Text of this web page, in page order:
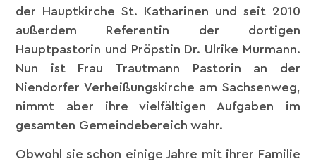
der Hauptkirche St. Katharinen und seit 2010
außerdem Referentin der dortigen
Hauptpastorin und Pröpstin Dr. Ulrike Murmann.
Nun ist Frau Trautmann Pastorin an der
Niendorfer Verheißungskirche am Sachsenweg,
nimmt aber ihre vielfältigen Aufgaben im
gesamten Gemeindebereich wahr.
Obwohl sie schon einige Jahre mit ihrer Familie